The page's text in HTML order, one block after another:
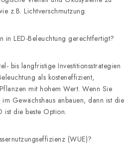
z.B. Lichtverschmutzung.
in LED-Beleuchtung gerechtfertigt?
bis langfristige Investitionsstrategien
als kosteneffizient,
mit hohem Wert. Wenn Sie
im Gewächshaus anbauen, dann ist die
ist die beste Option.
(WUE)?